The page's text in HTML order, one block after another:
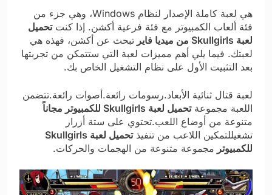
هي لعبة كاملة الإصدار لنظام Windows، وهي جزء من
فئة ألعاب الكمبيوتر مع فئة فرعية أكشن. إذا كنتتحميل
لعبة Skullgirls من ميديا فاير
تبحث عن أكشن، فهذه هي
لعبتك. فيما يلي أهم مميزات لعبة التي ستتمكن من تجربتها
بعد التثبيت الأول على نظام التشغيل الخاص بك.
لعبة قتال ثنائية الأبعاد.رسومات رائعة.أصوات رائعة.تتضمن
اللعبة مجموعةتحميل لعبة Skullgirls للكمبيوتر مجاناً
متنوعة من أوضاع اللعب.تحتوي على ستة أزرار
تشغيللتمكين اللاعب من تنفيذ
تحميل لعبة Skullgirls
للكمبيوتر مجموعة متنوعة من الهجمات والحركات.